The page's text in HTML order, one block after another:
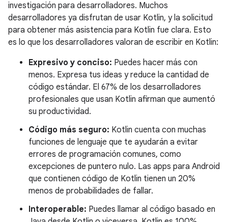
investigación para desarrolladores. Muchos
desarrolladores ya disfrutan de usar Kotlin, y la solicitud
para obtener más asistencia para Kotlin fue clara. Esto
es lo que los desarrolladores valoran de escribir en Kotlin:
Expresivo y conciso: Puedes hacer más con
menos. Expresa tus ideas y reduce la cantidad de
código estándar. El 67% de los desarrolladores
profesionales que usan Kotlin afirman que aumentó
su productividad.
Código más seguro: Kotlin cuenta con muchas
funciones de lenguaje que te ayudarán a evitar
errores de programación comunes, como
excepciones de puntero nulo. Las apps para Android
que contienen código de Kotlin tienen un 20%
menos de probabilidades de fallar.
Interoperable: Puedes llamar al código basado en